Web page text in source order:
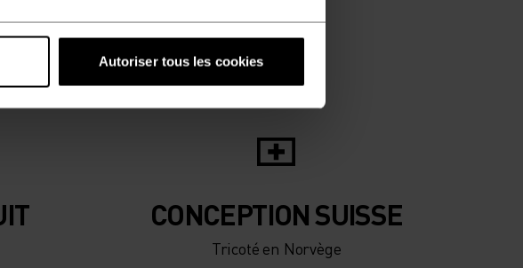
Autoriser tous les cookies
CONCEPTION SUISSE
Tricoté en Norvège